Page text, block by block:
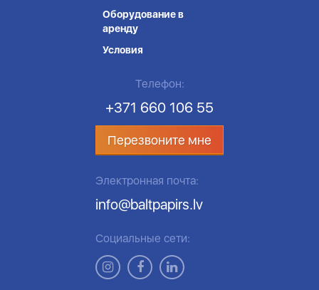
Оборудование в
аренду
Условия
Телефон:
+371 660 106 55
Перезвоните мне
Электронная почта:
info@baltpapirs.lv
Социальные сети: